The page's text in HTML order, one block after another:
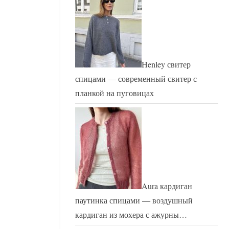
Henley свитер
спицами — современный свитер с
планкой на пуговицах
Aura кардиган
паутинка спицами — воздушный
кардиган из мохера с ажурны…